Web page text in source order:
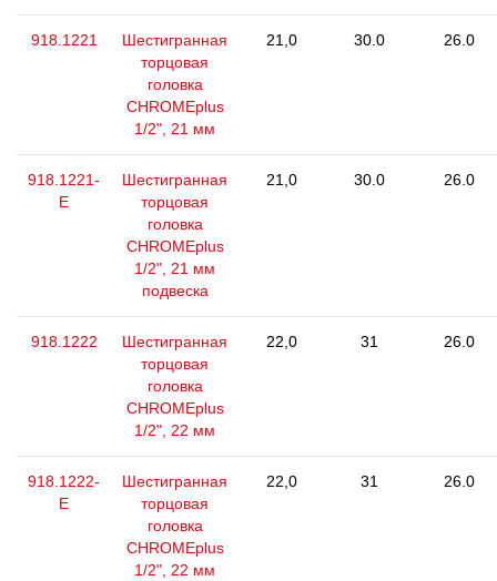
918.1221
Шестигранная
торцовая
головка
CHROMEplus
1/2", 21 мм
21,0 30.0 26.0
918.1221-
E
Шестигранная
торцовая
головка
CHROMEplus
1/2", 21 мм
подвеска
21,0 30.0 26.0
918.1222
Шестигранная
торцовая
головка
CHROMEplus
1/2", 22 мм
22,0 31 26.0
918.1222-
E
Шестигранная
торцовая
головка
CHROMEplus
1/2", 22 мм
22,0 31 26.0